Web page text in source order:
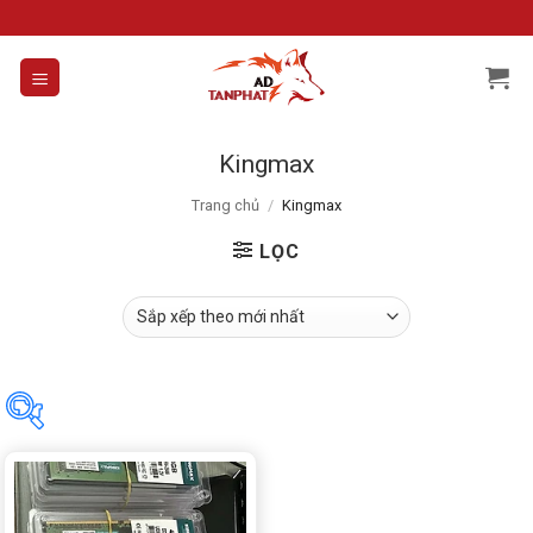
to
content
Kingmax
Trang chủ / Kingmax
LỌC
Danh mục sản phẩm
Chưa phân loại